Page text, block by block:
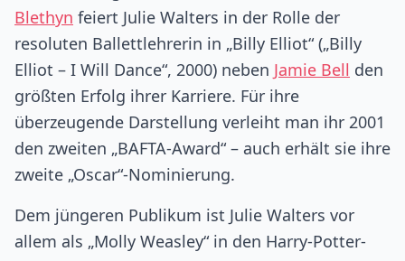
Blethyn feiert Julie Walters in der Rolle der
resoluten Ballettlehrerin in „Billy Elliot“ („Billy
Elliot – I Will Dance“, 2000) neben Jamie Bell den
größten Erfolg ihrer Karriere. Für ihre
überzeugende Darstellung verleiht man ihr 2001
den zweiten „BAFTA-Award“ – auch erhält sie ihre
zweite „Oscar“-Nominierung.
Dem jüngeren Publikum ist Julie Walters vor
allem als „Molly Weasley“ in den Harry-Potter-